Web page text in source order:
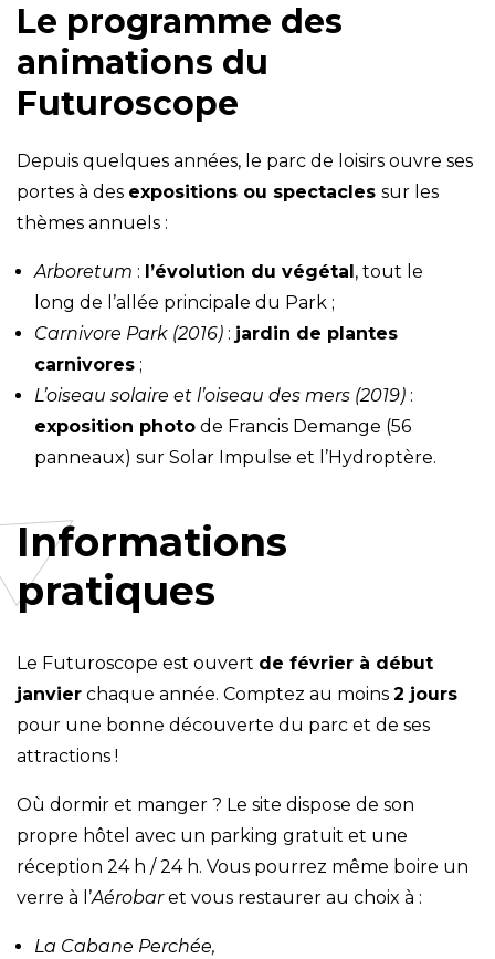
Le programme des
animations du
Futuroscope
Depuis quelques années, le parc de loisirs ouvre ses
portes à des expositions ou spectacles sur les
thèmes annuels :
Arboretum : l’évolution du végétal , tout le
long de l’allée principale du Park ;
Carnivore Park (2016) : jardin de plantes
carnivores ;
L’oiseau solaire et l’oiseau des mers (2019) :
exposition photo de Francis Demange (56
panneaux) sur Solar Impulse et l’Hydroptère.
Informations
pratiques
Le Futuroscope est ouvert de février à début
janvier chaque année. Comptez au moins 2 jours
pour une bonne découverte du parc et de ses
attractions !
Où dormir et manger ? Le site dispose de son
propre hôtel avec un parking gratuit et une
réception 24 h / 24 h. Vous pourrez même boire un
verre à l’Aérobaret vous restaurer au choix à :
La Cabane Perchée,